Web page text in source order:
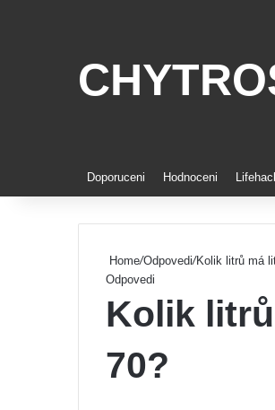
Doporuceni Hodnoceni
Home/Odpovedi/Kolik litrů má
Odpovedi
Kolik
70?